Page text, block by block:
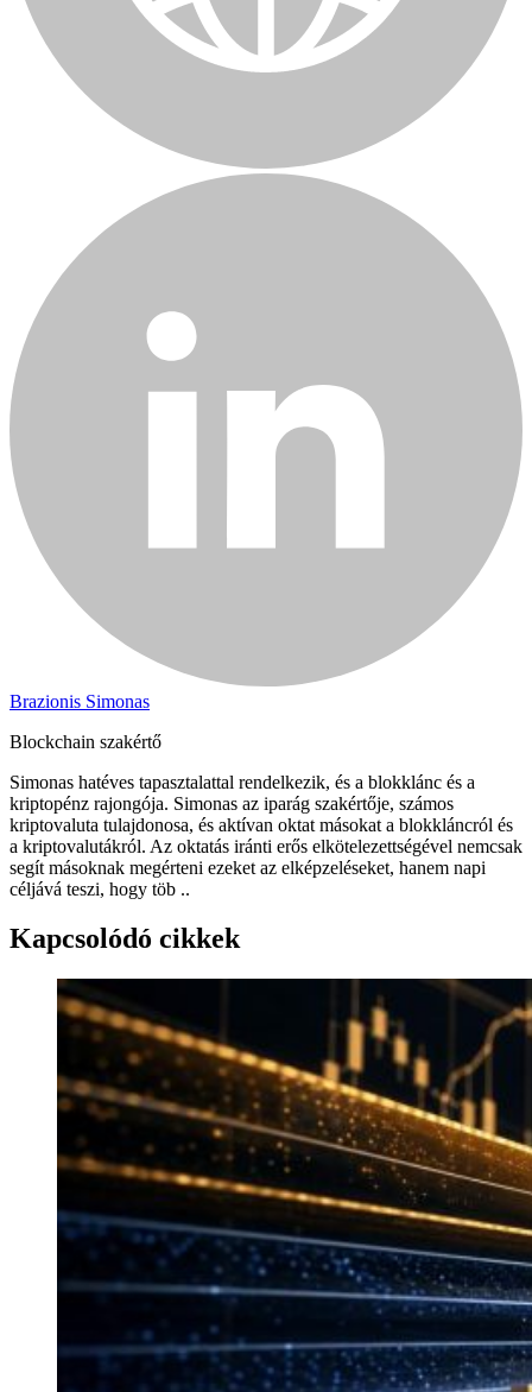
Brazionis Simonas
Blockchain szakértő
Simonas hatéves tapasztalattal rendelkezik, és a blokklánc és a
kriptopénz rajongója. Simonas az iparág szakértője, számos
kriptovaluta tulajdonosa, és aktívan oktat másokat a blokkláncról és
a kriptovalutákról. Az oktatás iránti erős elkötelezettségével nemcsak
segít másoknak megérteni ezeket az elképzeléseket, hanem napi
céljává teszi, hogy töb ..
Kapcsolódó cikkek